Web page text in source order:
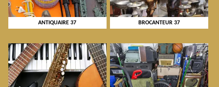
ANTIQUAIRE 37 BROCANTEUR 37